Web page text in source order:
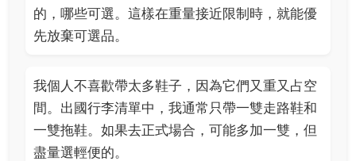
的，哪些可選。這樣在重量接近限制時，就能優
先放棄可選品。
我個人不喜歡帶太多鞋子，因為它們又重又占空
間。出國行李清單中，我通常只帶一雙走路鞋和
一雙拖鞋。如果去正式場合，可能多加一雙，但
盡量選輕便的。